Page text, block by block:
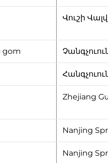
Վուշի
gom
Zhejiang
Nanjing
Nanjing